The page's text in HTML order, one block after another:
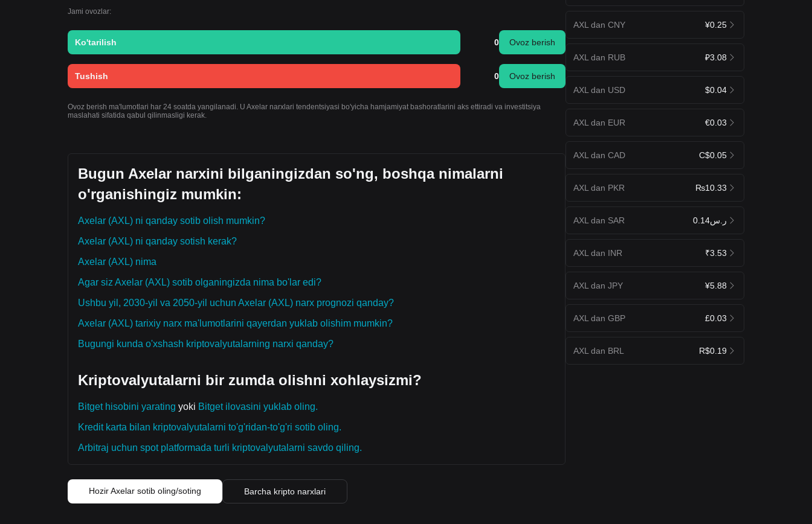
Jami ovozlar:
Ko'tarilish 0 Ovoz berish
Tushish 0 Ovoz berish
Ovoz berish ma'lumotlari har 24 soatda yangilanadi. U Axelar narxlari tendentsiyasi bo'yicha hamjamiyat bashoratlarini aks ettiradi va investitsiya
maslahati sifatida qabul qilinmasligi kerak.
Bugun Axelar narxini bilganingizdan so'ng, boshqa nimalarni
o'rganishingiz mumkin:
Axelar (AXL) ni qanday sotib olish mumkin?
Axelar (AXL) ni qanday sotish kerak?
Axelar (AXL) nima
Agar siz Axelar (AXL) sotib olganingizda nima bo'lar edi?
Ushbu yil, 2030-yil va 2050-yil uchun Axelar (AXL) narx prognozi qanday?
Axelar (AXL) tarixiy narx ma'lumotlarini qayerdan yuklab olishim mumkin?
Bugungi kunda o'xshash kriptovalyutalarning narxi qanday?
Kriptovalyutalarni bir zumda olishni xohlaysizmi?
Bitget hisobini yarating yoki Bitget ilovasini yuklab oling.
Kredit karta bilan kriptovalyutalarni to'g'ridan-to'g'ri sotib oling.
Arbitraj uchun spot platformada turli kriptovalyutalarni savdo qiling.
Hozir Axelar sotib oling/soting Barcha kripto narxlari
AXL dan CNY ¥0.25
AXL dan RUB ₽3.08
AXL dan USD $0.04
AXL dan EUR €0.03
AXL dan CAD C$0.05
AXL dan PKR ₨10.33
AXL dan SAR ر.س0.14
AXL dan INR ₹3.53
AXL dan JPY ¥5.88
AXL dan GBP £0.03
AXL dan BRL R$0.19